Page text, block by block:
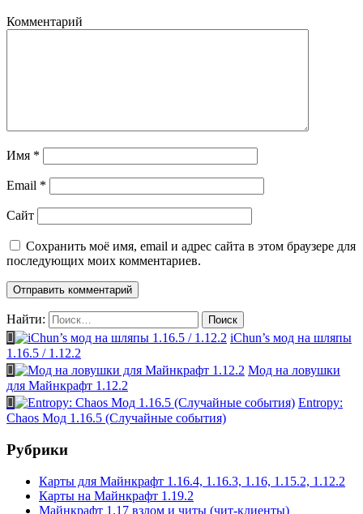
Комментарий
Имя *
Email *
Сайт
Сохранить моё имя, email и адрес сайта в этом браузере для
последующих моих комментариев.
Найти:
iChun’s мод на шляпы
1.16.5 / 1.12.2
Мод на ловушки
для Майнкрафт 1.12.2
Entropy:
Chaos Мод 1.16.5 (Случайные события)
Рубрики
Карты для Майнкрафт 1.16.4, 1.16.3, 1.16, 1.15.2, 1.12.2
Карты на Майнкрафт 1.19.2
Майнкрафт 1.17 взлом и читы (чит-клиенты)